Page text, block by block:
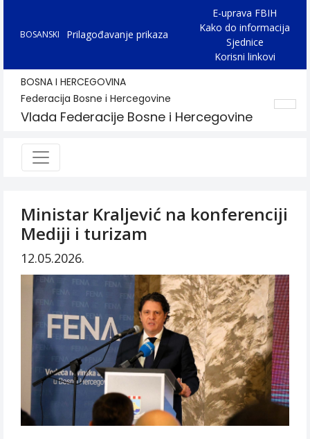
BOSANSKI Prilagođavanje prikaza
E-uprava FBIH
Kako do informacija
Sjednice
Korisni linkovi
BOSNA I HERCEGOVINA
Federacija Bosne i Hercegovine
Vlada Federacije Bosne i Hercegovine
Ministar Kraljević na konferenciji
Mediji i turizam
12.05.2026.